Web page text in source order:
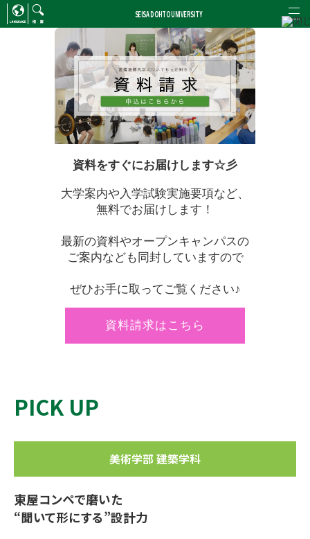
資料をすぐにお届けします☆彡
大学案内や入学試験実施要項など、
無料でお届けします！
最新の資料やオープンキャンパスの
ご案内なども同封していますので
ぜひお手に取ってご覧ください♪
資料請求はこちら
ENGLISH/CHINESE 検索
SEISA DOHTO UNIVERSITY
PICK UP
美術学部 建築学科
東屋コンペで磨いた
“聞いて形にする”設計力